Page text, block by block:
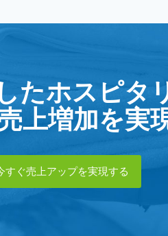
たホスピタ
上増加を実
すぐ売上アップを実現する